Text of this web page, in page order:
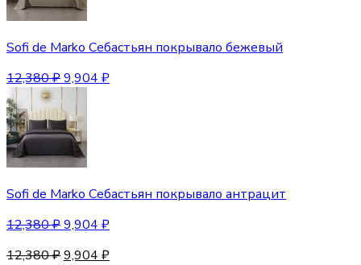
Sofi de Marko Себастьян покрывало бежевый
12,380₽9,904 ₽
Sofi de Marko Себастьян покрывало антрацит
12,380₽9,904 ₽
12,380₽9,904 ₽